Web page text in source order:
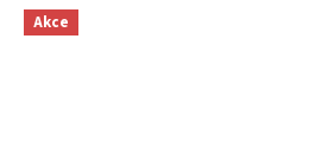
Akce